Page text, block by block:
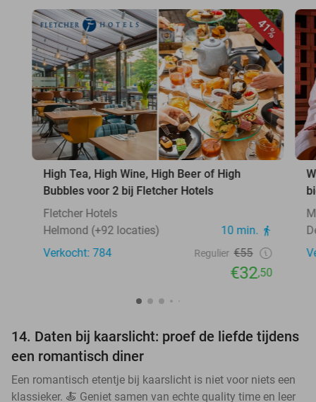
41%
High Tea, High Wine, High Beer of High
Bubbles voor 2 bij Fletcher Hotels
Fletcher Hotels
Helmond (+92 locaties)
10 min.
Verkocht: 784
Regulier €55
€32,50
14. Daten bij kaarslicht: proef de liefde tijdens
een romantisch diner
Een romantisch etentje bij kaarslicht is niet voor niets een
klassieker. 🍝 Geniet samen van echte quality time en leer